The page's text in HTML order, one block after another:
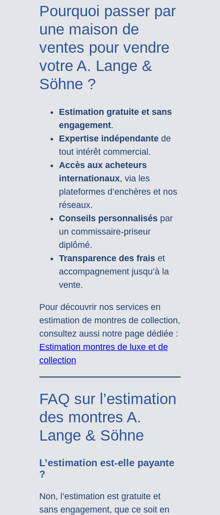
Pourquoi passer par
une maison de
ventes pour vendre
votre A. Lange &
Söhne ?
Estimation gratuite et sans
engagement.
Expertise indépendantede
tout intérêt commercial.
Accès aux acheteurs
internationaux, via les
plateformes d’enchères et nos
réseaux.
Conseils personnaliséspar
un commissaire-priseur
diplômé.
Transparence des fraiset
accompagnement jusqu’à la
vente.
Pour découvrir nos services en
estimation de montres de collection,
consultez aussi notre page dédiée :
Estimation montres de luxe et de
collection
FAQ sur l’estimation
des montres A.
Lange & Söhne
L’estimation est-elle payante
?
Non, l’estimation est gratuite et
sans engagement, que ce soit en